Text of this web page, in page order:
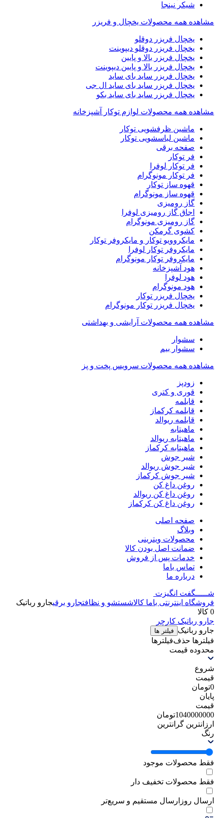
شیکر نینجا
مشاهده همه محصولات یخچال و فریزر
یخچال فریزر دوقلو
یخچال فریزر دوقلو دیپوینت
یخچال فریزر بالا و پایین
یخچال فریزر بالا و پایین دیپوینت
یخچال فریزر ساید بای ساید
یخچال فریزر ساید بای ساید ال جی
یخچال فریزر ساید بای ساید بکو
مشاهده همه محصولات لوازم توکار آشپزخانه
ماشین ظرفشویی توکار
ماشین لباسشویی توکار
صفحه برقی
فر توکار
فر توکار لوفرا
فر توکار مونوگرام
قهوه ساز توکار
قهوه ساز مونوگرام
گاز رومیزی
اجاق گاز رومیزی لوفرا
گاز رومیزی مونوگرام
کشوی گرمکن
مایکروویو توکار و مایکروفر توکار
مایکروفر توکار لوفرا
مایکروفر توکار مونوگرام
هود آشپزخانه
هود لوفرا
هود مونوگرام
یخچال فریزر توکار
یخچال فریزر توکار مونوگرام
مشاهده همه محصولات آرایشی و بهداشتی
سشوار
سشوار بیم
مشاهده همه محصولات سرویس پخت و پز
زودپز
قوری و کتری
قابلمه
قابلمه کرکماز
قابلمه ریوالد
ماهیتابه
ماهیتابه ریوالد
ماهیتابه کرکماز
شیر جوش
شیر جوش ریوالد
شیر جوش کرکماز
روغن داغ کن
روغن داغ کن ریوالد
روغن داغ کن کرکماز
صفحه اصلی
وبلاگ
محصولات ویترینی
ضمانت اصل بودن کالا
خدمات پس از فروش
تماس باما
درباره ما
شـــــگفت انگیزت
فروشگاه اینترنتی باما کالاشستشو و نظافتجارو برقیجارو رباتیک
0 کالا
جارو رباتیک کارچر
جارو رباتیک فیلتر ها
فیلترها حذف‌فیلتر‌ها
محدوده قیمت
شروع
قیمت
0تومان
پایان
قیمت
1040000000تومان
ارزانترین گرانترین
رنگ
فقط محصولات موجود
فقط محصولات تخفیف دار
ارسال روز ارسال مستقیم و سریع‌تر